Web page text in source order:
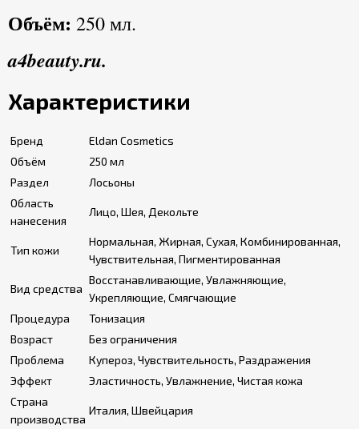
Объём: 250 мл.
a4beauty.ru.
Характеристики
Бренд
Eldan Cosmetics
Объём
250 мл
Раздел
Лосьоны
Область
нанесения
Лицо, Шея, Декольте
Тип кожи
Нормальная, Жирная, Сухая, Комбинированная,
Чувствительная, Пигментированная
Вид средства
Восстанавливающие, Увлажняющие,
Укрепляющие, Смягчающие
Процедура
Тонизация
Возраст
Без ограничения
Проблема
Купероз, Чувствительность, Раздражения
Эффект
Эластичность, Увлажнение, Чистая кожа
Страна
производства
Италия, Швейцария